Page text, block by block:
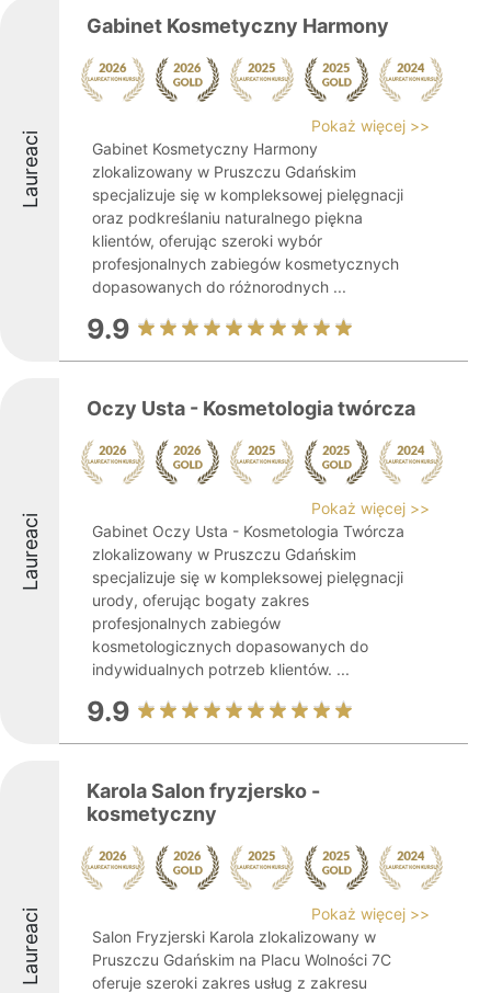
Laureaci
Gabinet Kosmetyczny Harmony
Pokaż więcej >>
Gabinet Kosmetyczny Harmony
zlokalizowany w Pruszczu Gdańskim
specjalizuje się w kompleksowej pielęgnacji
oraz podkreślaniu naturalnego piękna
klientów, oferując szeroki wybór
profesjonalnych zabiegów kosmetycznych
dopasowanych do różnorodnych ...
9.9
Laureaci
Oczy Usta - Kosmetologia twórcza
Pokaż więcej >>
Gabinet Oczy Usta - Kosmetologia Twórcza
zlokalizowany w Pruszczu Gdańskim
specjalizuje się w kompleksowej pielęgnacji
urody, oferując bogaty zakres
profesjonalnych zabiegów
kosmetologicznych dopasowanych do
indywidualnych potrzeb klientów. ...
9.9
Laureaci
Karola Salon fryzjersko -
kosmetyczny
Pokaż więcej >>
Salon Fryzjerski Karola zlokalizowany w
Pruszczu Gdańskim na Placu Wolności 7C
oferuje szeroki zakres usług z zakresu